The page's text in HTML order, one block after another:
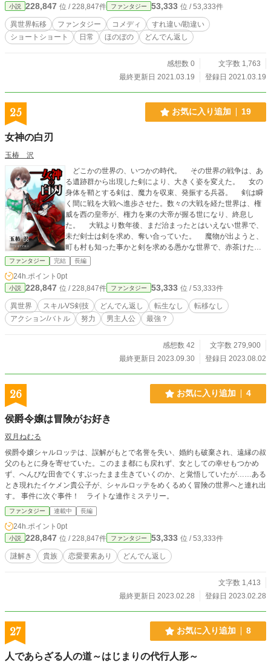
小説 228,847 位 / 228,847件 ファンタジー 53,333 位 / 53,333件
異世界転移 ファンタジー コメディ
すれ違い/勘違い
ショートショート
日常 ほのぼの どんでん返し
感想数 0
文字数 1,763
最終更新日 2021.03.19
登録日 2021.03.19
25 お気に入り追加 19
女神の白刃
玉椿 沢
どこかの世界の、いつかの時代。 その世界の戦争は、あ
る遺跡群から出現した剣により、大きく姿を変えた。 女の
身体を鞘とする剣は、魔力を収束、発振する兵器。 剣は瞬
く間に戦を大戦へ進歩させた。数々の大戦を経た世界は、権
威を西の皇帝が、権力を東の大帝が握る世になり、終息し
た。 大戦より数年後、まだ治まったとはいえない世界で、
未だ剣士は剣を求め、奪い合っていた。 魔物が出ようと、
町も村も知った事かと剣を求める愚かな世界で、赤茶けた大
地を畑や町に、煤けた顔を笑顔に変えたいという脳天気な一
団が現れる。 ＊表紙絵は五月七日ヤマネコさん(@yamane
kolynx_2)の作品です＊
ファンタジー 完結 長編
24h.ポイント 0pt
小説 228,847 位 / 228,847件 ファンタジー 53,333 位 / 53,333件
異世界 スキルVS剣技 どんでん返し 転生なし
転移なし
アクション/バトル
努力 男主人公 最強？
感想数 42
文字数 279,900
最終更新日 2023.09.30
登録日 2023.08.02
26 お気に入り追加 4
侯爵令嬢は冒険がお好き
双月ねむる
侯爵令嬢シャルロッテは、誤解がもとで名誉を失い、婚約も破棄され、遠縁の叔
父のもとに身を寄せていた。このまま都にも戻れず、女としての幸せもつかめ
ず、へんぴな田舎でくすぶったまま生きていくのか、と覚悟していたが……ある
とき現れたイケメン貴公子が、シャルロッテをめくるめく冒険の世界へと連れ出
す。 事件に次ぐ事件！ ライトな連作ミステリー。
ファンタジー 連載中 長編
24h.ポイント 0pt
小説 228,847 位 / 228,847件 ファンタジー 53,333 位 / 53,333件
謎解き 貴族 恋愛要素あり どんでん返し
文字数 1,413
最終更新日 2023.02.28
登録日 2023.02.28
27 お気に入り追加 8
人であらざる人の道～はじまりの代行人形～